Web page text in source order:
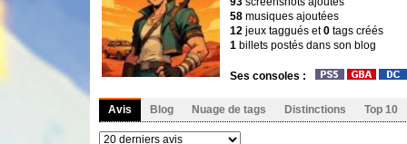
58 musiques ajoutées
12 jeux taggués et0 tags créés
1 billets postés dans son blog
Ses consoles :
Avis Blog Nuage de tags Distinctions Top 10